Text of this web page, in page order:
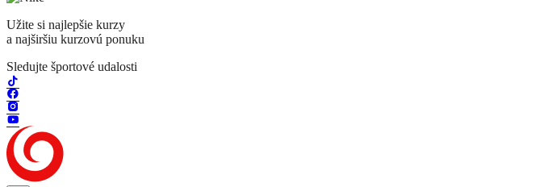
Užite si najlepšie kurzy
a najširšiu kurzovú ponuku
Sledujte športové udalosti